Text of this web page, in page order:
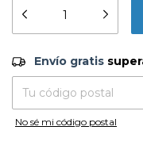
Envío gratis
Entregas para el CP:
Envío gratis
No sé mi código postal
Formato:
LIBROS
Encuadernación:Tapa
ISBN:9789876842785
192
Sinópsis
El humor político es una